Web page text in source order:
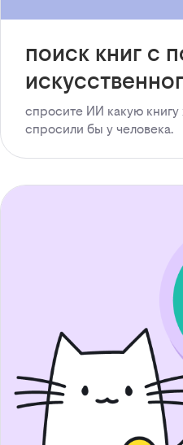
поиск книг с
спросите ИИ какую книгу
спросили бы у человека.